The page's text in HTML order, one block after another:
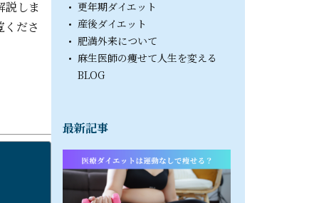
説しま
ださ
更年期ダイエット
産後ダイエット
肥満外来について
麻生医師の痩せて人生を変える
BLOG
最新記事